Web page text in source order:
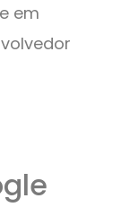
em